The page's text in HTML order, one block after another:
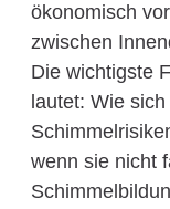
ökonomisch
zwischen
Die wichtigste
lautet: Wie
wenn sie nicht